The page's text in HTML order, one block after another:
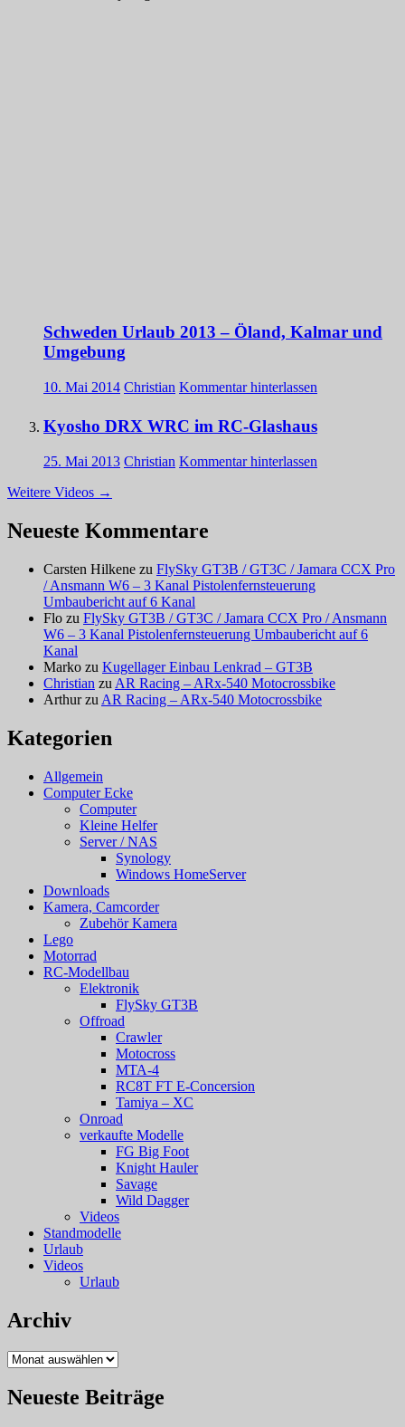
Schweden Urlaub 2013 – Öland, Kalmar und
Umgebung
10. Mai 2014 Christian Kommentar hinterlassen
Kyosho DRX WRC im RC-Glashaus
25. Mai 2013 Christian Kommentar hinterlassen
Weitere Videos →
Neueste Kommentare
Carsten Hilkene zu FlySky GT3B / GT3C / Jamara CCX Pro
/ Ansmann W6 – 3 Kanal Pistolenfernsteuerung
Umbaubericht auf 6 Kanal
Flo zu FlySky GT3B / GT3C / Jamara CCX Pro / Ansmann
W6 – 3 Kanal Pistolenfernsteuerung Umbaubericht auf 6
Kanal
Marko zu Kugellager Einbau Lenkrad – GT3B
Christian zu AR Racing – ARx-540 Motocrossbike
Arthurzu AR Racing – ARx-540 Motocrossbike
Kategorien
Allgemein
Computer Ecke
Computer
Kleine Helfer
Server / NAS
Synology
Windows HomeServer
Downloads
Kamera, Camcorder
Zubehör Kamera
Lego
Motorrad
RC-Modellbau
Elektronik
FlySky GT3B
Offroad
Crawler
Motocross
MTA-4
RC8T FT E-Concersion
Tamiya – XC
Onroad
verkaufte Modelle
FG Big Foot
Knight Hauler
Savage
Wild Dagger
Videos
Standmodelle
Urlaub
Videos
Urlaub
Archiv
Archiv
Neueste Beiträge